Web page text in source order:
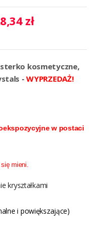
zł
kosmetyczne,
-WYPRZEDAŻ!
w postaci
mieni.
kryształkami
i powiększające)